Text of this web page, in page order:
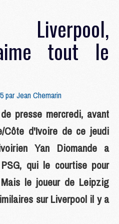
tout le
parJean Chemarin
presse mercredi, avant
Côte d'Ivoire de ce jeudi
Yan Diomande a
qui le courtise pour
le joueur de Leipzig
sur Liverpool il y a